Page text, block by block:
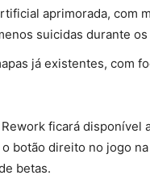
aprimorada, com
suicidas durante
já existentes, com
ficará disponível
botão direito no jogo
betas.